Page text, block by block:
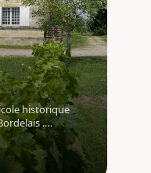
historique
.
de Jean-
et